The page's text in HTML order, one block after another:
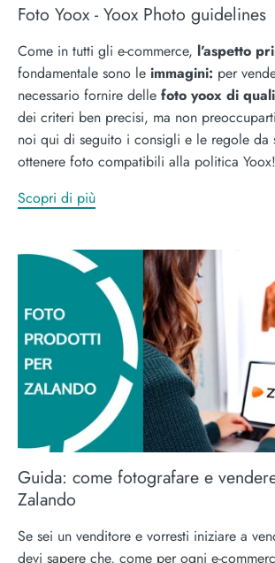
Foto Yoox - Yoox Photo guidelines
Come in tutti gli e-commerce, l’aspetto
fondamentale sono le immagini: per
necessario fornire delle foto yoox di
dei criteri ben precisi, ma non
noi qui di seguito i consigli e le regole da
ottenere foto compatibili alla politica Yoox!
Scopri di più
Guida: come fotografare e
Zalando
Se sei un venditore e vorresti iniziare a
devi sapere che, come per ogni e-